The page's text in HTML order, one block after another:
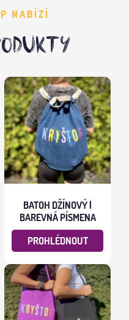
NABÍZÍ
BATOH DŽÍNOVÝ |
BAREVNÁ PÍSMENA
PROHLÉDNOUT